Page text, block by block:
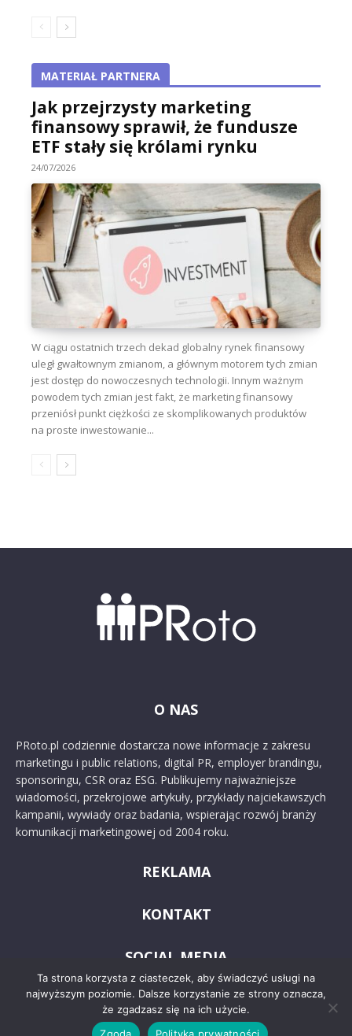
MATERIAŁ PARTNERA
Jak przejrzysty marketing
finansowy sprawił, że fundusze
ETF stały się królami rynku
24/07/2026
W ciągu ostatnich trzech dekad globalny rynek finansowy
uległ gwałtownym zmianom, a głównym motorem tych zmian
jest dostęp do nowoczesnych technologii. Innym ważnym
powodem tych zmian jest fakt, że marketing finansowy
przeniósł punkt ciężkości ze skomplikowanych produktów
na proste inwestowanie...
O NAS
PRoto.pl codziennie dostarcza nowe informacje z zakresu
marketingu i public relations, digital PR, employer brandingu,
sponsoringu, CSR oraz ESG. Publikujemy najważniejsze
wiadomości, przekrojowe artykuły, przykłady najciekawszych
kampanii, wywiady oraz badania, wspierając rozwój branży
komunikacji marketingowej od 2004 roku.
REKLAMA
KONTAKT
SOCIAL MEDIA
Ta strona korzysta z ciasteczek, aby świadczyć usługi na
najwyższym poziomie. Dalsze korzystanie ze strony oznacza,
że zgadzasz się na ich użycie.
Zgoda
Polityka prywatności